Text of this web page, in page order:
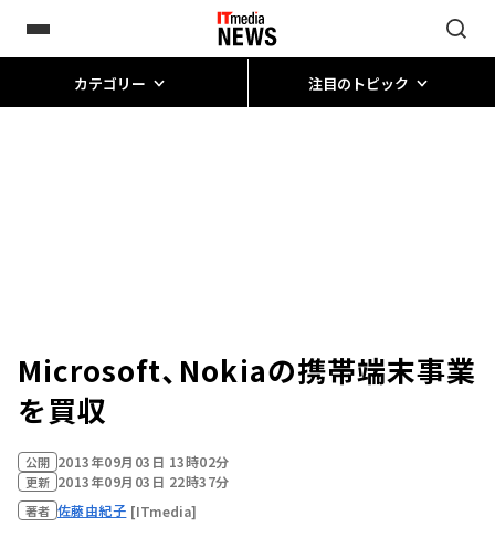
カテゴリー 注目のトピック
Microsoft、Nokiaの携帯端末事業
を買収
公開 2013年09月03日 13時02分
更新 2013年09月03日 22時37分
著者 佐藤由紀子 [ITmedia]